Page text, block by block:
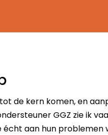
de kern komen, en
GGZ zie ik
aan hun problemen